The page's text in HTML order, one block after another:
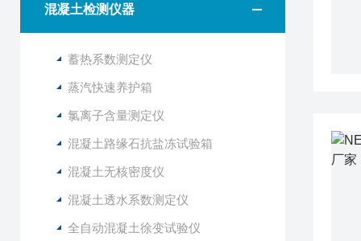
混凝土检测仪器
蓄热系数测定仪
蒸汽快速养护箱
氯离子含量测定仪
混凝土路缘石抗盐冻试验箱
混凝土无核密度仪
混凝土透水系数测定仪
全自动混凝土徐变试验仪